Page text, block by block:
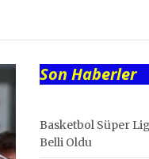
Son Haberler
Basketbol Süper
Belli Oldu